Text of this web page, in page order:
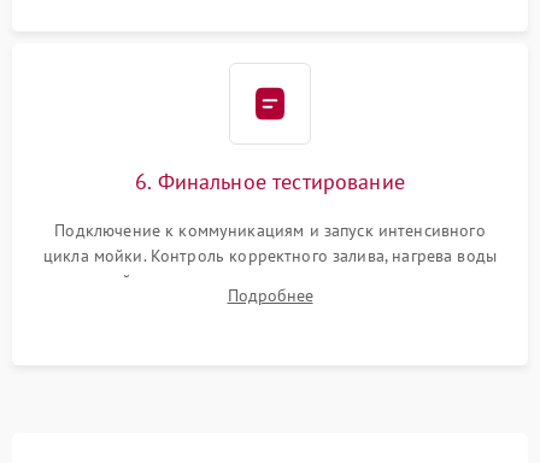
6. Финальное тестирование
Подключение к коммуникациям и запуск интенсивного
цикла мойки. Контроль корректного залива, нагрева воды
до нужной температуры, отсутствия посторонних шумов,
штатного слива и абсолютной сухости в поддоне.
Подробнее